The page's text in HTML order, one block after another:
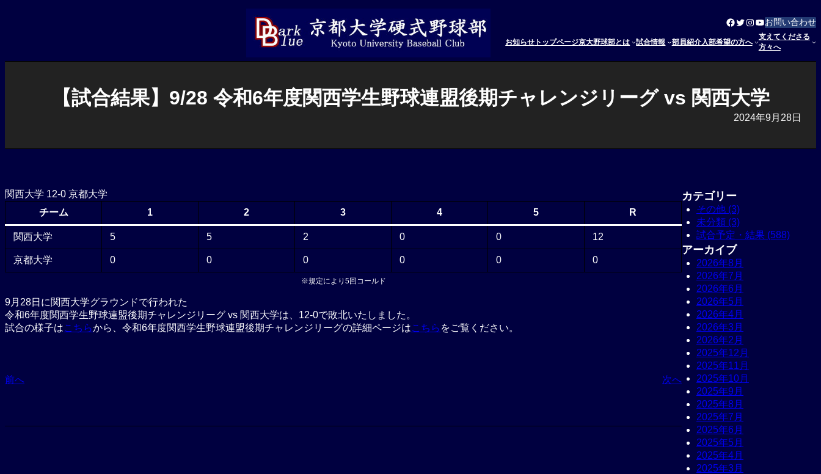
キ
Facebook
Twitter
Instagram
YouTube
お問い合わせ
お知らせ トップページ京大野球部とは 試合情報 部員紹介入部希望の方へ
支えてくださる
方々へ
【試合結果】9/28 令和6年度関西学生野球連盟後期チャレンジリーグ vs 関西大学
2024年9月28日
関西大学 12-0 京都大学
チーム
1 2 3 4 5 R
関西大学 5 5 2 0 0 12
京都大学 0 0 0 0 0 0
※規定により5回コールド
9月28日に関西大学グラウンドで行われた
令和6年度関西学生野球連盟後期チャレンジリーグ vs 関西大学は、12-0で敗北いたしました。
試合の様子はこちらから、令和6年度関西学生野球連盟後期チャレンジリーグの詳細ページはこちら をご覧ください。
前へ 次へ
カテゴリー
その他 (3)
未分類 (3)
試合予定・結果 (588)
アーカイブ
2026年8月
2026年7月
2026年6月
2026年5月
2026年4月
2026年3月
2026年2月
2025年12月
2025年11月
2025年10月
2025年9月
2025年8月
2025年7月
2025年6月
2025年5月
2025年4月
2025年3月